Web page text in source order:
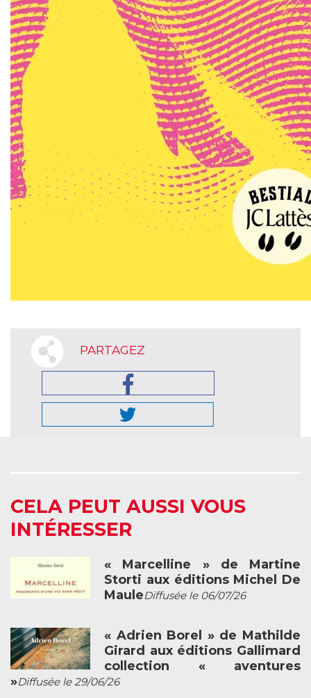
PARTAGEZ
CELA PEUT AUSSI VOUS
INTÉRESSER
« Marcelline » de Martine
Storti aux éditions Michel De
MauleDiffusée le 06/07/26
« Adrien Borel » de Mathilde
Girard aux éditions Gallimard
collection « aventures
»Diffusée le 29/06/26